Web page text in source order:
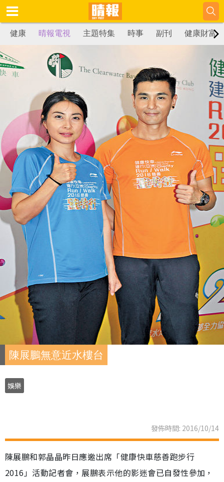
健康 晴報電視 主題特集 時事 副刊 健康財富
陳展鵬無意近水樓台
娛樂
發佈時間: 2016/10/14
陳展鵬和郭晶晶昨日應邀出席「健康快車慈善跑步行
2016」活動記者會，展鵬表示他的影迷會已自發性參加，